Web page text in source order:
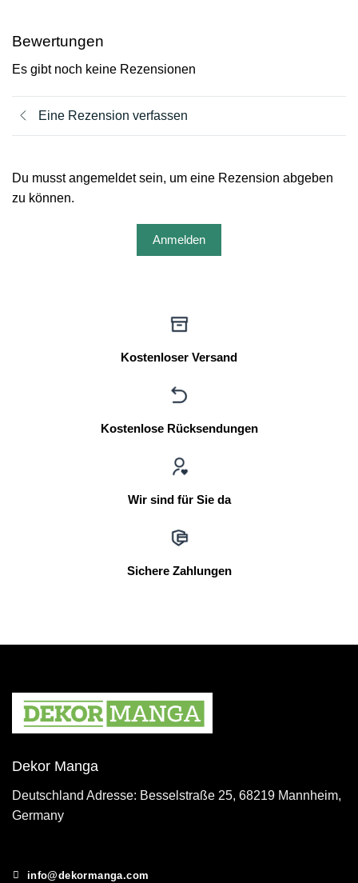
Bewertungen
Es gibt noch keine Rezensionen
Eine Rezension verfassen
Du musst angemeldet sein, um eine Rezension abgeben
zu können.
Anmelden
Kostenloser Versand
Kostenlose Rücksendungen
Wir sind für Sie da
Sichere Zahlungen
Dekor Manga
Deutschland Adresse: Besselstraße 25, 68219 Mannheim,
Germany
info@dekormanga.com